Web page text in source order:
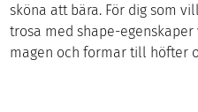
sköna att bära. För dig som
trosa med shape-
magen och formar till höfter